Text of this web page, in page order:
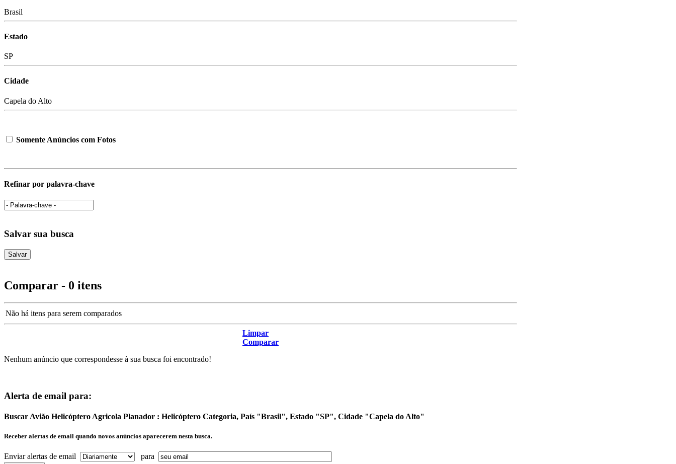
Brasil
Estado
SP
Cidade
Capela do Alto
Somente Anúncios com Fotos
Refinar por palavra-chave
Salvar sua busca
Comparar - 0 itens
Não há itens para serem comparados
Limpar
Comparar
Nenhum anúncio que correspondesse à sua busca foi encontrado!
Alerta de email para:
Buscar Avião Helicóptero Agricola Planador : Helicóptero Categoria, País "Brasil", Estado "SP", Cidade "Capela do Alto"
Receber alertas de email quando novos anúncios aparecerem nesta busca.
Enviar alertas de email para